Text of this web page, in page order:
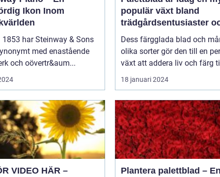
Ikon Inom
1853 har Steinway & Sons
med enastående
och oövertr&aum...
populär växt bland
trädgårdsentusiaster
inom inredning
Dess färgglada blad och
olika sorter gör den till en
växt att addera liv och färg
18 januari 2024
VIDEO HÄR –
Plantera palettblad –